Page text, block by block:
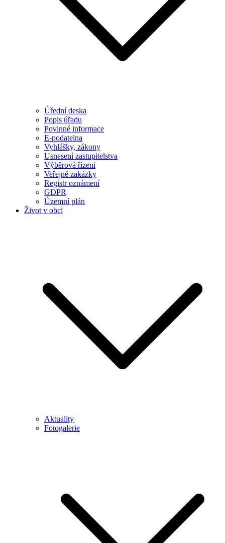
Úřední deska
Popis úřadu
Povinné informace
E-podatelna
Vyhlášky, zákony
Usnesení zastupitelstva
Výběrová řízení
Veřejné zakázky
Registr oznámení
GDPR
Územní plán
Život v obci
Aktuality
Fotogalerie